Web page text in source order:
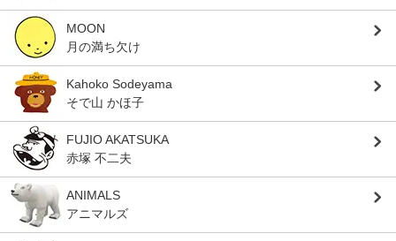
MOON
月の満ち欠け
Kahoko Sodeyama
そで山 かほ子
FUJIO AKATSUKA
赤塚 不二夫
ANIMALS
アニマルズ